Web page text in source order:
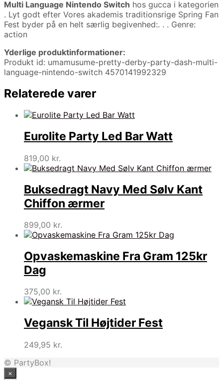
Multi Language Nintendo Switch hos gucca i kategorien
. Lyt godt efter Vores akademis traditionsrige Spring Fan
Fest byder på en helt særlig begivenhed:. . . Genre:
action
Yderlige produktinformationer:
Produkt id: umamusume-pretty-derby-party-dash-multi-
language-nintendo-switch 4570141992329
Relaterede varer
Eurolite Party Led Bar Watt
819,00 kr.
Buksedragt Navy Med Sølv Kant
Chiffon ærmer
899,00 kr.
Opvaskemaskine Fra Gram 125kr
Dag
375,00 kr.
Vegansk Til Højtider Fest
249,95 kr.
© PartyBox!
×